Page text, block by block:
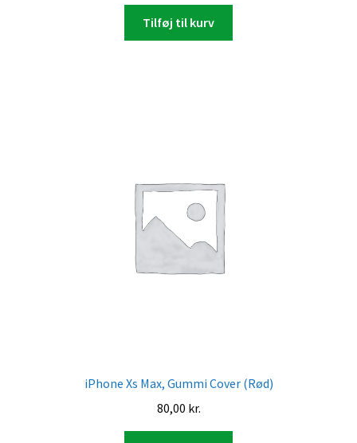
Tilføj til kurv
iPhone Xs Max, Gummi Cover (Rød)
80,00 kr.